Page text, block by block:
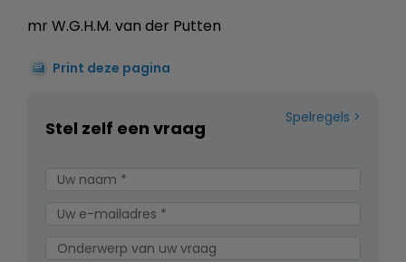
mr W.G.H.M. van der Putten
Print deze pagina
Spelregels
Stel zelf een vraag